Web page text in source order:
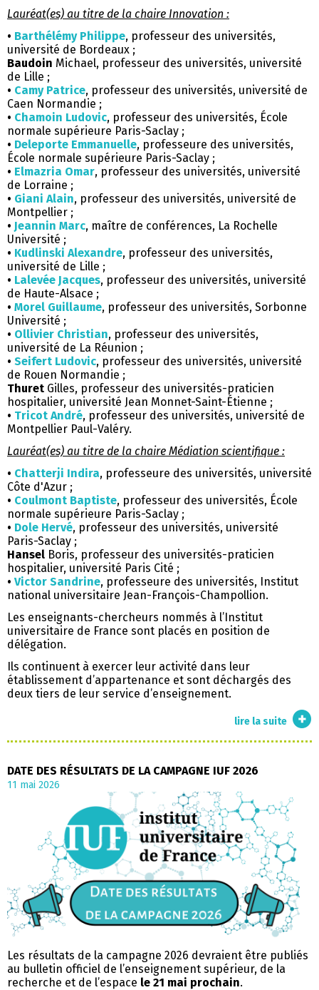
Lauréat(es) au titre de la chaire Innovation :
• Barthélémy Philippe, professeur des universités,
université de Bordeaux ;
Baudoin Michael, professeur des universités, université
de Lille ;
• Camy Patrice, professeur des universités, université de
Caen Normandie ;
• Chamoin Ludovic, professeur des universités, École
normale supérieure Paris-Saclay ;
• Deleporte Emmanuelle, professeure des universités,
École normale supérieure Paris-Saclay ;
• Elmazria Omar, professeur des universités, université
de Lorraine ;
• Giani Alain, professeur des universités, université de
Montpellier ;
• Jeannin Marc, maître de conférences, La Rochelle
Université ;
• Kudlinski Alexandre, professeur des universités,
université de Lille ;
• Lalevée Jacques, professeur des universités, université
de Haute-Alsace ;
• Morel Guillaume, professeur des universités, Sorbonne
Université ;
• Ollivier Christian, professeur des universités,
université de La Réunion ;
• Seifert Ludovic, professeur des universités, université
de Rouen Normandie ;
Thuret Gilles, professeur des universités-praticien
hospitalier, université Jean Monnet-Saint-Étienne ;
• Tricot André, professeur des universités, université de
Montpellier Paul-Valéry.
Lauréat(es) au titre de la chaire Médiation scientifique :
• Chatterji Indira, professeure des universités, université
Côte d'Azur ;
• Coulmont Baptiste, professeur des universités, École
normale supérieure Paris-Saclay ;
• Dole Hervé, professeur des universités, université
Paris-Saclay ;
Hansel Boris, professeur des universités-praticien
hospitalier, université Paris Cité ;
• Victor Sandrine, professeure des universités, Institut
national universitaire Jean-François-Champollion.
Les enseignants-chercheurs nommés à l’Institut
universitaire de France sont placés en position de
délégation.
Ils continuent à exercer leur activité dans leur
établissement d’appartenance et sont déchargés des
deux tiers de leur service d’enseignement.
lire la suite
DATE DES RÉSULTATS DE LA CAMPAGNE IUF 2026
11 mai 2026
Les résultats de la campagne 2026 devraient être publiés
au bulletin officiel de l’enseignement supérieur, de la
recherche et de l’espace le 21 mai prochain.